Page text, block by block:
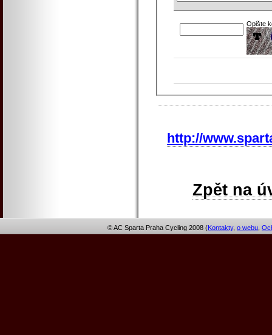
Opište
http://
Zpět na
© AC Sparta Praha Cycling 2008 (Kontakty, o webu